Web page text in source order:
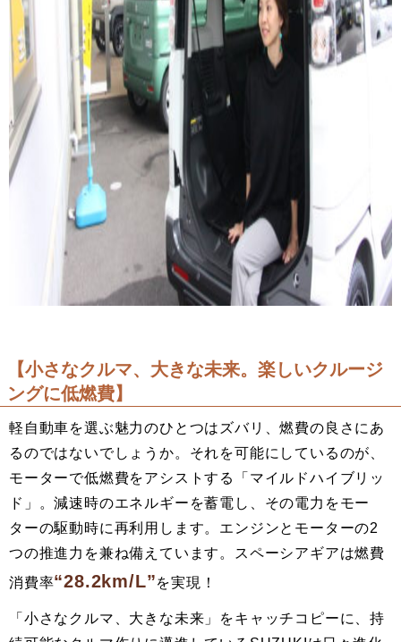
【小さなクルマ、大きな未来。楽しいクルージ
ングに低燃費】
軽自動車を選ぶ魅力のひとつはズバリ、燃費の良さにあ
るのではないでしょうか。それを可能にしているのが、
モーターで低燃費をアシストする「マイルドハイブリッ
ド」。減速時のエネルギーを蓄電し、その電力をモー
ターの駆動時に再利用します。エンジンとモーターの2
つの推進力を兼ね備えています。スペーシアギアは燃費
消費率“28.2km/L”を実現！
「小さなクルマ、大きな未来」をキャッチコピーに、持